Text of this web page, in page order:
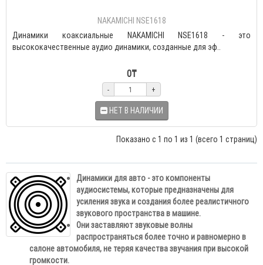
NAKAMICHI NSE1618
Динамики коаксиальные NAKAMICHI NSE1618 - это
высококачественные аудио динамики, созданные для эф..
0₸
- +
НЕТ В НАЛИЧИИ
Показано с 1 по 1 из 1 (всего 1 страниц)
Динамики для авто - это компоненты
аудиосистемы, которые предназначены для
усиления звука и создания более реалистичного
звукового пространства в машине.
Они заставляют звуковые волны
распространяться более точно и равномерно в
салоне автомобиля, не теряя качества звучания при высокой
громкости.